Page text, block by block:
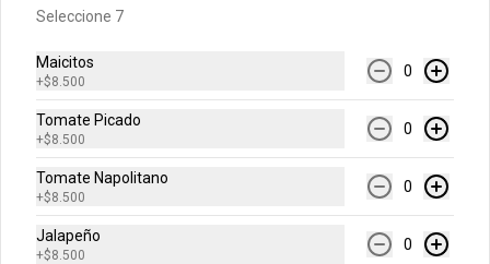
-40%
Escoge tu pizza favorita (Pollo BBQ,
Hawaiana, Buffalo Wings, Jamón
$41.400$68.900
Seleccione 7
Maicitos
+$8.500
0
Tomate Picado
+$8.500
0
Tomate Napolitano
+$8.500
0
Jalapeño
+$8.500
0